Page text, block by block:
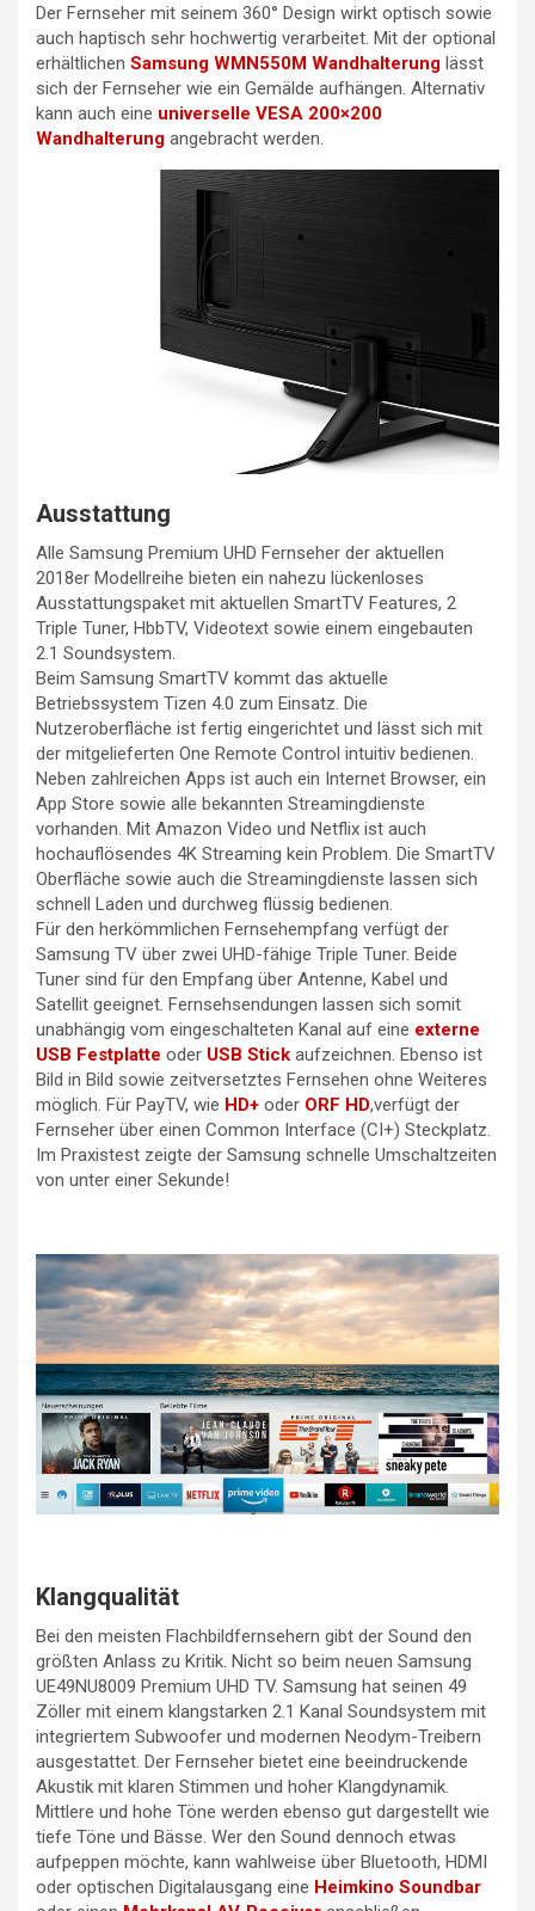
Der Fernseher mit seinem 360° Design wirkt optisch sowie
auch haptisch sehr hochwertig verarbeitet. Mit der optional
erhältlichen Samsung WMN550M Wandhalterung lässt
sich der Fernseher wie ein Gemälde aufhängen. Alternativ
kann auch eine universelle VESA 200×200
Wandhalterung angebracht werden.
Ausstattung
Alle Samsung Premium UHD Fernseher der aktuellen
2018er Modellreihe bieten ein nahezu lückenloses
Ausstattungspaket mit aktuellen SmartTV Features, 2
Triple Tuner, HbbTV, Videotext sowie einem eingebauten
2.1 Soundsystem.
Beim Samsung SmartTV kommt das aktuelle
Betriebssystem Tizen 4.0 zum Einsatz. Die
Nutzeroberfläche ist fertig eingerichtet und lässt sich mit
der mitgelieferten One Remote Control intuitiv bedienen.
Neben zahlreichen Apps ist auch ein Internet Browser, ein
App Store sowie alle bekannten Streamingdienste
vorhanden. Mit Amazon Video und Netflix ist auch
hochauflösendes 4K Streaming kein Problem. Die SmartTV
Oberfläche sowie auch die Streamingdienste lassen sich
schnell Laden und durchweg flüssig bedienen.
Für den herkömmlichen Fernsehempfang verfügt der
Samsung TV über zwei UHD-fähige Triple Tuner. Beide
Tuner sind für den Empfang über Antenne, Kabel und
Satellit geeignet. Fernsehsendungen lassen sich somit
unabhängig vom eingeschalteten Kanal auf eine externe
USB Festplatte oder USB Stick aufzeichnen. Ebenso ist
Bild in Bild sowie zeitversetztes Fernsehen ohne Weiteres
möglich. Für PayTV, wie HD+ oder ORF HD,verfügt der
Fernseher über einen Common Interface (CI+) Steckplatz.
Im Praxistest zeigte der Samsung schnelle Umschaltzeiten
von unter einer Sekunde!
Klangqualität
Bei den meisten Flachbildfernsehern gibt der Sound den
größten Anlass zu Kritik. Nicht so beim neuen Samsung
UE49NU8009 Premium UHD TV. Samsung hat seinen 49
Zöller mit einem klangstarken 2.1 Kanal Soundsystem mit
integriertem Subwoofer und modernen Neodym-Treibern
ausgestattet. Der Fernseher bietet eine beeindruckende
Akustik mit klaren Stimmen und hoher Klangdynamik.
Mittlere und hohe Töne werden ebenso gut dargestellt wie
tiefe Töne und Bässe. Wer den Sound dennoch etwas
aufpeppen möchte, kann wahlweise über Bluetooth, HDMI
oder optischen Digitalausgang eine Heimkino Soundbar